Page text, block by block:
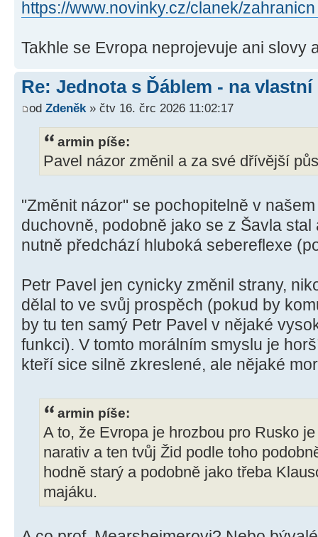
https://www.novinky.cz/clanek/
Takhle se Evropa neprojevuje ani slovy
Re: Jednota s Ďáblem - na
od Zdeněk » čtv 16. črc 2026 11:02:17
armin píše:
Pavel názor změnil a za své dřívější
"Změnit názor" se pochopitelně v
duchovně, podobně jako se z Šavla
nutně předchází hluboká sebereflexe
Petr Pavel jen cynicky změnil strany,
dělal to ve svůj prospěch (pokud by
by tu ten samý Petr Pavel v nějaké
funkci). V tomto morálním smyslu je
kteří sice silně zkreslené, ale nějaké
armin píše:
A to, že Evropa je hrozbou pro Rusko
narativ a ten tvůj Žid podle toho
hodně starý a podobně jako třeba
majáku.